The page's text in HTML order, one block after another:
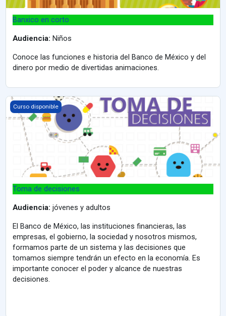
Banxico en corto
Audiencia: Niños
Conoce las funciones e historia del Banco de México y del
dinero por medio de divertidas animaciones.
Toma de decisiones
Curso disponible
Toma de decisiones
Audiencia: jóvenes y adultos
El Banco de México, las instituciones financieras, las
empresas, el gobierno, la sociedad y nosotros mismos,
formamos parte de un sistema y las decisiones que
tomamos siempre tendrán un efecto en la economía. Es
importante conocer el poder y alcance de nuestras
decisiones.